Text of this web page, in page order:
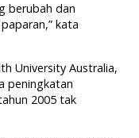
berubah dan
kata
University Australia,
peningkatan
2005 tak